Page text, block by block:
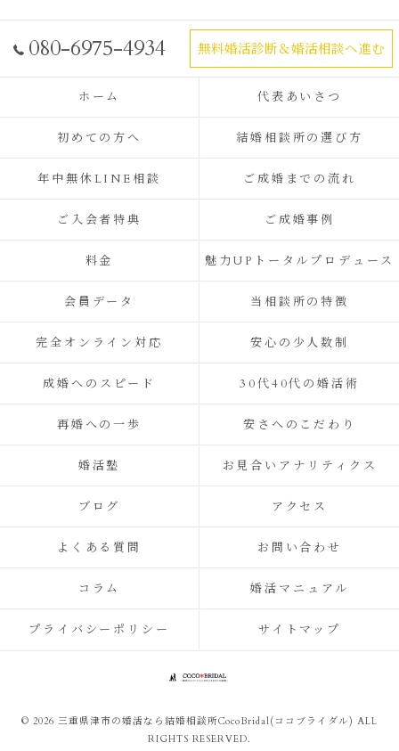
080-6975-4934 無料婚活診断＆婚活相談へ進む
ホーム 代表あいさつ
初めての方へ 結婚相談所の選び方
年中無休LINE相談 ご成婚までの流れ
ご入会者特典 ご成婚事例
料金 魅力UPトータルプロデュース
会員データ 当相談所の特徴
完全オンライン対応 安心の少人数制
成婚へのスピード 30代40代の婚活術
再婚への一歩 安さへのこだわり
婚活塾 お見合いアナリティクス
ブログ アクセス
よくある質問 お問い合わせ
コラム 婚活マニュアル
プライバシーポリシー サイトマップ
© 2026 三重県津市の婚活なら結婚相談所CocoBridal(ココブライダル) ALL
RIGHTS RESERVED.